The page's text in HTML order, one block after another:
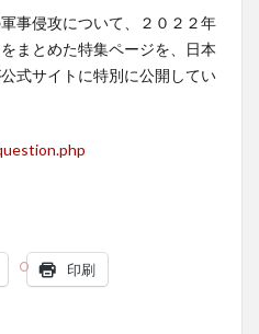
事侵攻について、２０２２年
まとめた特集ページを、日本
式サイトに特別に公開してい
印刷